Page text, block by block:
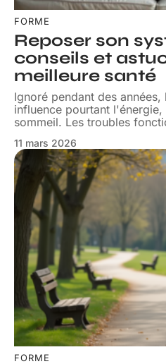
FORME
Reposer son
conseils et
meilleure santé
Ignoré pendant des
influence pourtant
sommeil. Les troubles
11 mars 2026
FORME